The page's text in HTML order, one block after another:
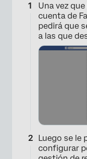
Una vez
cuenta de
pedirá que
a las que
Luego se le
configurar